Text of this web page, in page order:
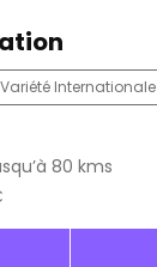
Variété Internationale
80 kms